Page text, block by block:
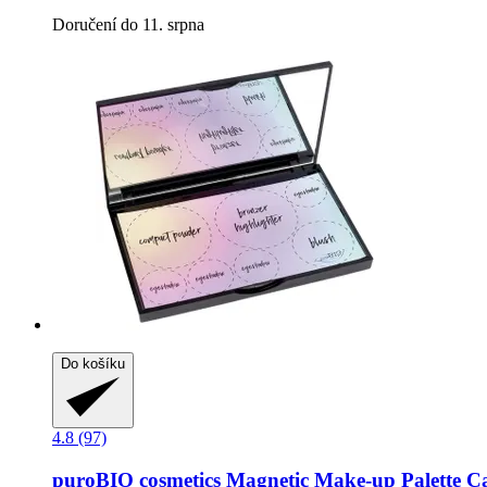
Doručení do 11. srpna
Do košíku
4.8 (97)
puroBIO cosmetics Magnetic Make-​up Palette